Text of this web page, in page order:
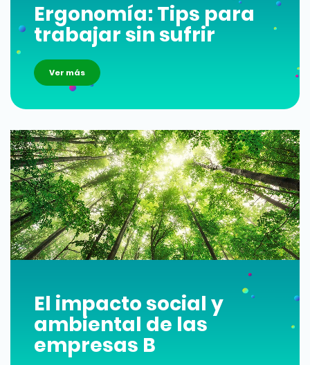
Ergonomía: Tips para
trabajar sin sufrir
Ver más
El impacto social y
ambiental de las
empresas B